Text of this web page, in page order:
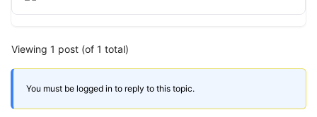
Viewing 1 post (of 1 total)
You must be logged in to reply to this topic.